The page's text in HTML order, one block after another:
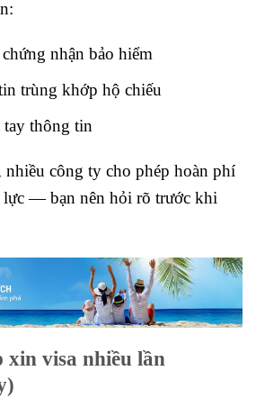
nhận bảo hiểm
trùng khớp hộ chiếu
tay thông tin
công ty cho phép hoàn phí
lực — bạn nên hỏi rõ trước khi
xin visa nhiều lần